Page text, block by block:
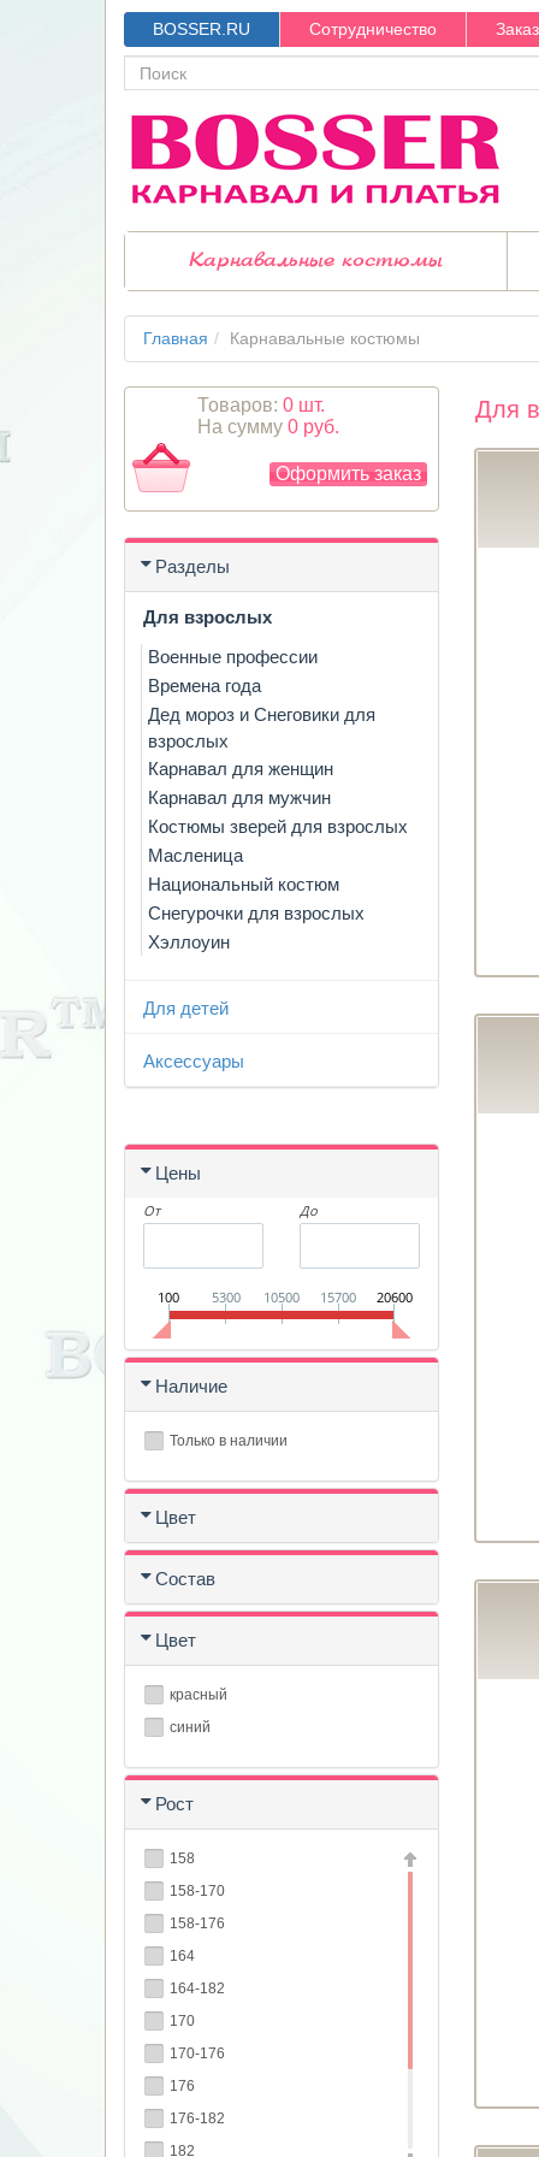
BOSSER.RU Сотрудничество
Карнавальные костюмы
Главная Карнавальные костюмы
Товаров: 0 шт.
На сумму 0 руб.
Оформить заказ
Разделы
Для взрослых
Военные профессии
Времена года
Дед мороз и Снеговики для
взрослых
Карнавал для женщин
Карнавал для мужчин
Костюмы зверей для взрослых
Масленица
Национальный костюм
Снегурочки для взрослых
Хэллоуин
Для детей
Аксессуары
Цены
От До
100 5300 10500 15700 20600
Наличие
Только в наличии
Цвет
Состав
Цвет
красный
синий
Рост
158
158-170
158-176
164
164-182
170
170-176
176
176-182
182
Для